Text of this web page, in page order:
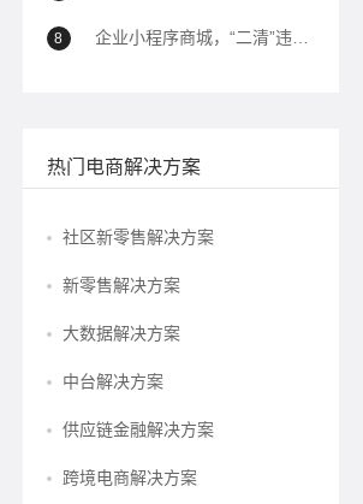
8 企业小程序商城，“二清”违规封禁的解决方案
热门电商解决方案
社区新零售解决方案
新零售解决方案
大数据解决方案
中台解决方案
供应链金融解决方案
跨境电商解决方案